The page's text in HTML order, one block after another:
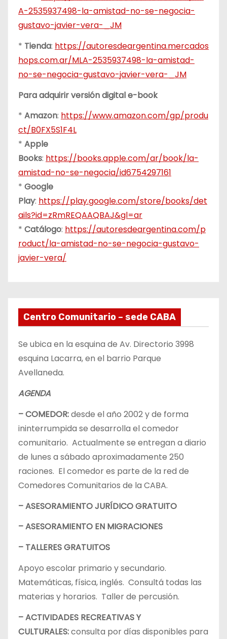
A-2535937498-la-amistad-no-se-negocia-
gustavo-javier-vera-_JM
* Tienda: https://autoresdeargentina.mercados
hops.com.ar/MLA-2535937498-la-amistad-
no-se-negocia-gustavo-javier-vera-_JM
Para adquirir versión digital e-book
* Amazon: https://www.amazon.com/gp/produ
ct/B0FX5S1F4L
* Apple
Books: https://books.apple.com/ar/book/la-
amistad-no-se-negocia/id6754297161
* Google
Play: https://play.google.com/store/books/det
ails?id=zRmREQAAQBAJ&gl=ar
* Catálogo: https://autoresdeargentina.com/p
roduct/la-amistad-no-se-negocia-gustavo-
javier-vera/
Centro Comunitario – sede CABA
Se ubica en la esquina de Av. Directorio 3998
esquina Lacarra, en el barrio Parque
Avellaneda.
AGENDA
– COMEDOR:desde el año 2002 y de forma
ininterrumpida se desarrolla el comedor
comunitario. Actualmente se entregan a diario
de lunes a sábado aproximadamente 250
raciones. El comedor es parte de la red de
Comedores Comunitarios de la CABA.
– ASESORAMIENTO JURÍDICO GRATUITO
– ASESORAMIENTO EN MIGRACIONES
– TALLERES GRATUITOS
Apoyo escolar primario y secundario.
Matemáticas, física, inglés. Consultá todas las
materias y horarios. Taller de percusión.
– ACTIVIDADES RECREATIVAS Y
CULTURALES:consulta por días disponibles para